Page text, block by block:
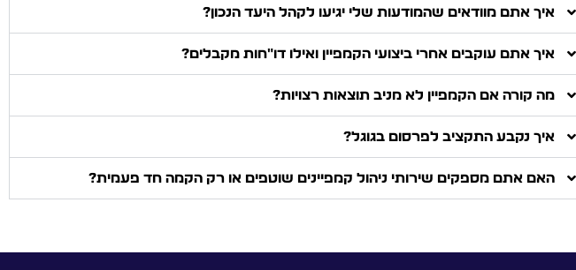
איך אתם מוודאים שהמודעות שלי יגיעו לקהל היעד הנכון?
איך אתם עוקבים אחרי ביצועי הקמפיין ואילו דו"חות מקבלים?
מה קורה אם הקמפיין לא מניב תוצאות רצויות?
איך נקבע התקציב לפרסום בגוגל?
האם אתם מספקים שירותי ניהול קמפיינים שוטפים או רק הקמה חד פעמית?